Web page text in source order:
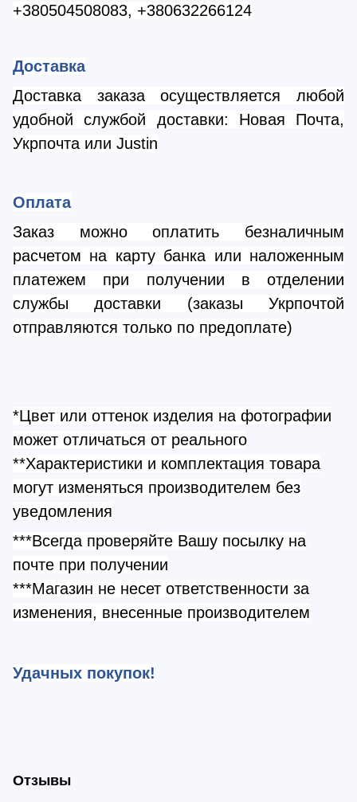
+380504508083, +380632266124
Доставка
Доставка заказа осуществляется любой
удобной службой доставки: Новая Почта,
Укрпочта или Justin
Оплата
Заказ можно оплатить безналичным
расчетом на карту банка или наложенным
платежем при получении в отделении
службы доставки (заказы Укрпочтой
отправляются только по предоплате)
*Цвет или оттенок изделия на фотографии
может отличаться от реального
**Характеристики и комплектация товара
могут изменяться производителем без
уведомления
***Всегда проверяйте Вашу посылку на
почте при получении
***Магазин не несет ответственности за
изменения, внесенные производителем
Удачных покупок!
Отзывы